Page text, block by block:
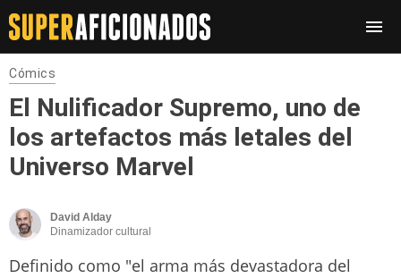
Cómics
El Nulificador Supremo, uno de
los artefactos más letales del
Universo Marvel
David Alday
Dinamizador cultural
Definido como "el arma más devastadora del